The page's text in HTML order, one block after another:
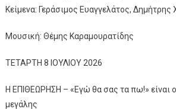
Κείμενα: Γεράσιμος Ευαγγελάτος, Δημήτρης
Μουσική: Θέμης Καραμουρατίδης
ΤΕΤΑΡΤΗ 8 ΙΟΥΛΙΟΥ 2026
Η ΕΠΙΘΕΩΡΗΣΗ – «Εγώ θα σας τα πω!» είναι
μεγάλης